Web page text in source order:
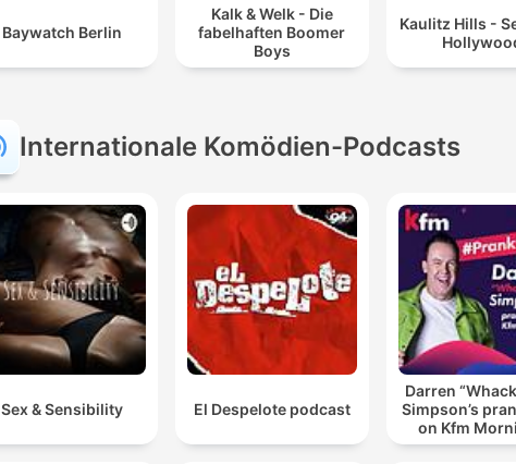
Baywatch Berlin
Kalk & Welk - Die
fabelhaften Boomer
Boys
Kaulitz Hills -
Internationale Komödien-Podcasts
Sex & Sensibility El Despelote podcast
Darren
Simpson’s
on Kfm